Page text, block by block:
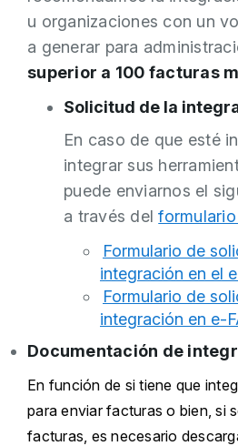
u organizaciones con un
a generar para
superior a 100 facturas
Solicitud de la
En caso de que esté
integrar sus
puede enviarnos el
a través del
Formulario de
integración en el
Formulario de
integración en e-
Documentación de
En función de si tiene que
para enviar facturas o bien, si
facturas, es necesario